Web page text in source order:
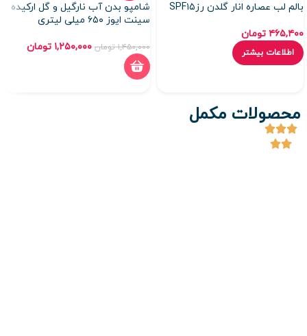
بالم لب عصاره انار گلدن رزSPF۱۵
۴۶۵,۴۰۰ تومان
اطلاعات بیشتر
شامپو بدن آب نارگیل و گل ارکیده
سینت ایوز ۶۵۰ میلی لیتری
۱,۴۵۰,۰۰۰ تومان ۱,۲۵۰,۰۰۰ تومان
محصولات مکمل